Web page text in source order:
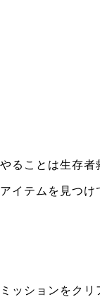
やることは生存者
アイテムを見つけ
ミッションをクリ